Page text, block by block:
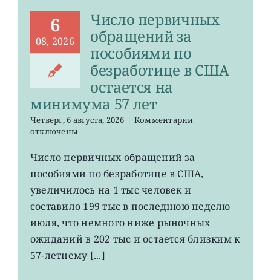
6
08, 2026
Число первичных
обращений за
пособиями по
безработице в США
остается на
минимума 57 лет
Четверг, 6 августа, 2026 | Комментариик
первичных
за
безработице
в
остается
отключены
Число первичных обращений за
пособиями по безработице в США,
увеличилось на 1 тыс человек и
составило 199 тыс в последнюю неделю
июля, что немного ниже рыночных
ожиданий в 202 тыс и остается близким к
57-летнему [...]